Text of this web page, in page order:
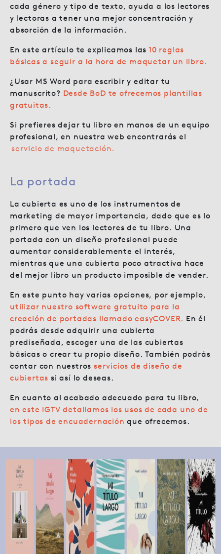
cada género y tipo de texto, ayuda a los lectores
y lectoras a tener una mejor concentración y
absorción de la información.
En este artículo te explicamos las10 reglas
básicas a seguir a la hora de maquetar un libro.
¿Usar MS Word para escribir y editar tu
manuscrito? Desde BoD te ofrecemos plantillas
gratuitas.
Si prefieres dejar tu libro en manos de un equipo
profesional, en nuestra web encontrarás el
servicio de maquetación.
La portada
La cubierta es uno de los instrumentos de
marketing de mayor importancia, dado que es lo
primero que ven los lectores de tu libro. Una
portada con un diseño profesional puede
aumentar considerablemente el interés,
mientras que una cubierta poco atractiva hace
del mejor libro un producto imposible de vender.
En este punto hay varias opciones, por ejemplo,
utilizar nuestro software gratuito para la
creación de portadas llamado easyCOVER. En él
podrás desde adquirir una cubierta
prediseñada, escoger una de las cubiertas
básicas o crear tu propio diseño. También podrás
contar con nuestrosservicios de diseño de
cubiertas si así lo deseas.
En cuanto al acabado adecuado para tu libro,
en este IGTV detallamos los usos de cada uno de
los tipos de encuadernación que ofrecemos.